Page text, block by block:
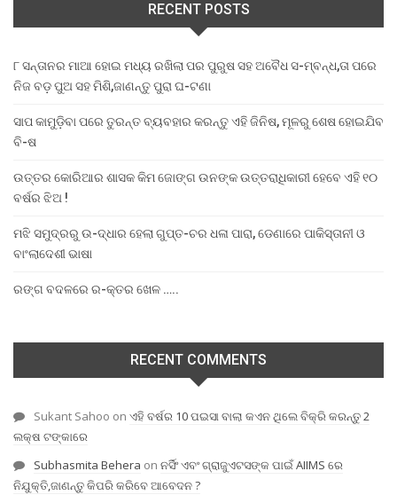
RECENT POSTS
୮ ସନ୍ତାନର ମାଆ ହୋଇ ମଧ୍ୟ ରଖିଲା ପର ପୁରୁଷ ସହ ଅବୈଧ ସ-ମ୍ବନ୍ଧ,ତା ପରେ
ନିଜ ବଡ଼ ପୁଅ ସହ ମିଶି,ଜାଣନ୍ତୁ ପୁରା ଘ-ଟଣା
ସାପ କାମୁଡ଼ିବା ପରେ ତୁରନ୍ତ ବ୍ୟବହାର କରନ୍ତୁ ଏହି ଜିନିଷ, ମୂଳରୁ ଶେଷ ହୋଇଯିବ
ବି-ଷ
ଉତ୍ତର କୋରିଆର ଶାସକ କିମ ଜୋଙ୍ଗ ଉନଙ୍କ ଉତ୍ତରାଧିକାରୀ ହେବେ ଏହି ୧୦
ବର୍ଷର ଝିଅ !
ମଝି ସମୁଦ୍ରରୁ ଉ-ଦ୍ଧାର ହେଲା ଗୁପ୍ତ-ଚର ଧଳା ପାରା, ଡେଣାରେ ପାକିସ୍ତାନୀ ଓ
ବାଂଲାଦେଶୀ ଭାଷା
ରଙ୍ଗ ବଦଳରେ ର-କ୍ତର ଖେଳ …..
RECENT COMMENTS
Sukant Sahoo on ଏହି ବର୍ଷର 10 ପଇସା ବାଲା କଏନ ଥିଲେ ବିକ୍ରି କରନ୍ତୁ 2
ଲକ୍ଷ ଟଙ୍କାରେ
Subhasmita Behera on ନର୍ସିଂ ଏବଂ ଗ୍ରାଜୁଏଟସଙ୍କ ପାଇଁ AIIMS ରେ
ନିଯୁକ୍ତି,ଜାଣନ୍ତୁ କିପରି କରିବେ ଆବେଦନ ?